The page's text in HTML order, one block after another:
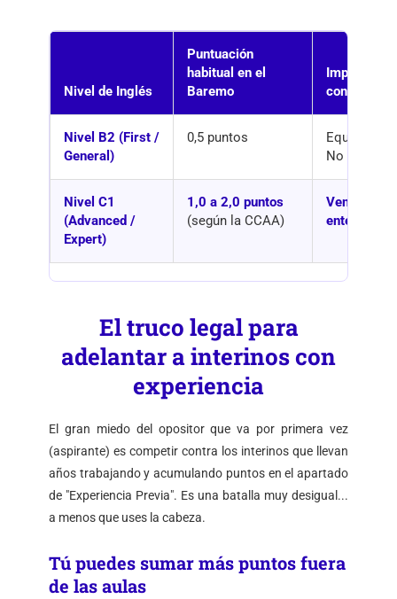
Nivel de Inglés
Puntuación
habitual en el
Baremo
Impacto
concurso
Nivel B2 (First /
General)
0,5 puntos
Equivale a
No te
Nivel C1
(Advanced /
Expert)
1,0 a 2,0 puntos
(según la CCAA)
Ventaja
entero de
El truco legal para
adelantar a interinos con
experiencia
El gran miedo del opositor que va por primera vez
(aspirante) es competir contra los interinos que llevan
años trabajando y acumulando puntos en el apartado
de "Experiencia Previa". Es una batalla muy desigual...
a menos que uses la cabeza.
Tú puedes sumar más puntos fuera
de las aulas